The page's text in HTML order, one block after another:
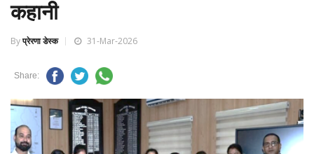
कहानी
Byप्रेरणा डेस्क 31-Mar-2026
Share: